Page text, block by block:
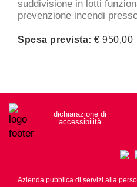
suddivisione in lotti
prevenzione incendi
Spesa prevista: € 950,00
dichiarazione di
accessibilità
Azienda pubblica di servizi alla